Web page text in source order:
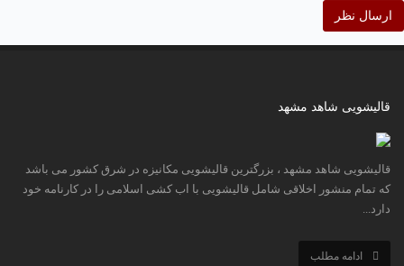
قالیشویی شاهد مشهد
قالیشویی شاهد مشهد ، بزرگترین قالیشویی مکانیزه در شرق کشور می باشد
که تمام منشور اخلاقی شامل قالیشویی با اب کشی اسلامی را در کارنامه خود
دارد...
ادامه مطلب